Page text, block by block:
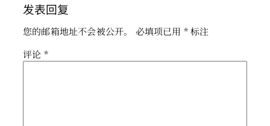
发表回复
您的邮箱地址不会被公开。 必填项已用 *标注
评论 *